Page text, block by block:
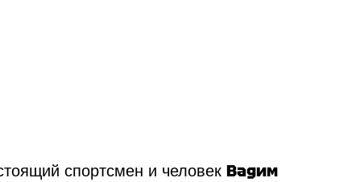
спортсмен и человек Вадим